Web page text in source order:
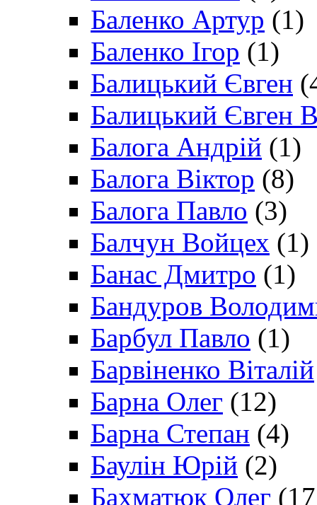
Баленко Артур (1)
Баленко Ігор (1)
Балицький Євген
Балицький Євген
Балога Андрій (1)
Балога Віктор (8)
Балога Павло (3)
Балчун Войцех (1)
Банас Дмитро (1)
Бандуров
Барбул Павло (1)
Барвіненко Віталій
Барна Олег (12)
Барна Степан (4)
Баулін Юрій (2)
Бахматюк Олег